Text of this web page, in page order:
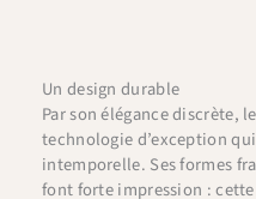
Un design durable
Par son élégance discrète,
technologie d’exception
intemporelle. Ses formes
font forte impression :